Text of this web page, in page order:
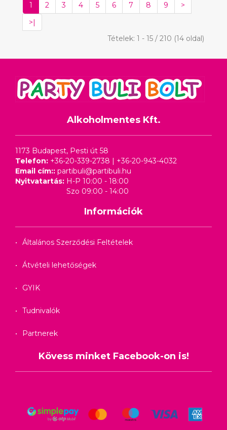
1 2 3 4 5 6 7 8 9
>
>|
Tételek: 1 - 15 / 210 (14 oldal)
Alkoholmentes Kft.
1173 Budapest, Pesti út 58
Telefon: +36-20-339-2738 | +36-20-943-4032
Email cím:: partibuli@partibuli.hu
Nyitvatartás: H-P 10:00 - 18:00
Szo 09:00 - 14:00
Információk
Általános Szerződési Feltételek
Átvételi lehetőségek
GYIK
Tudnivalók
Partnerek
Kövess minket Facebook-on is!